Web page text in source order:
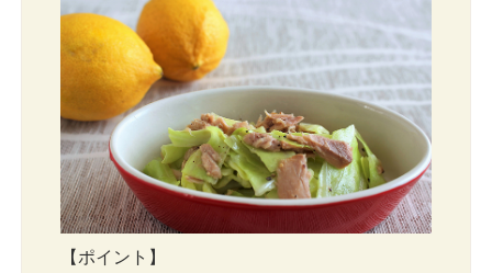
【ポイント】